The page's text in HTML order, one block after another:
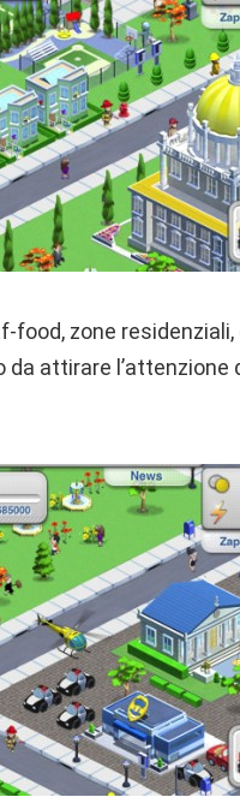
food, zone
attirare